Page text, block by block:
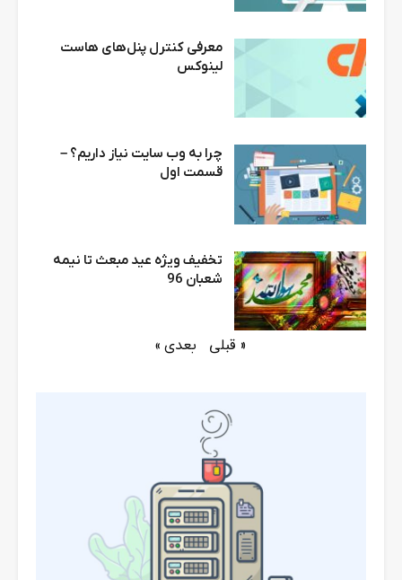
معرفی کنترل پنل‌های هاست
لینوکس
چرا به وب سایت نیاز داریم؟ –
قسمت اول
تخفیف ویژه عید مبعث تا نیمه
شعبان 96
« قبلی بعدی »